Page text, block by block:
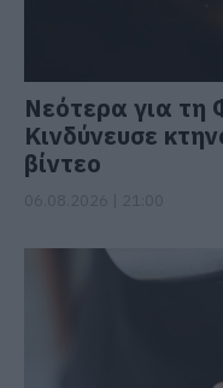
Νεότερα για τη
Κινδύνευσε
βίντεο